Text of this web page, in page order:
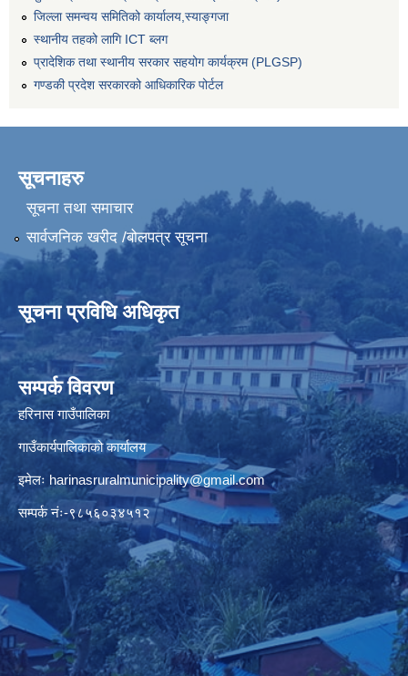
जिल्ला समन्वय समितिको कार्यालय,स्याङ्गजा
स्थानीय तहको लागि ICT ब्लग
प्रादेशिक तथा स्थानीय सरकार सहयोग कार्यक्रम (PLGSP)
गण्डकी प्रदेश सरकारको आधिकारिक पोर्टल
सूचनाहरु
सूचना तथा समाचार
सार्वजनिक खरीद /बोलपत्र सूचना
सूचना प्रविधि अधिकृत
सम्पर्क विवरण
हरिनास गाउँपालिका
गाउँकार्यपालिकाको कार्यालय
इमेलः harinasruralmunicipality@gmail.com
सम्पर्क नंः-९८५६०३४५१२